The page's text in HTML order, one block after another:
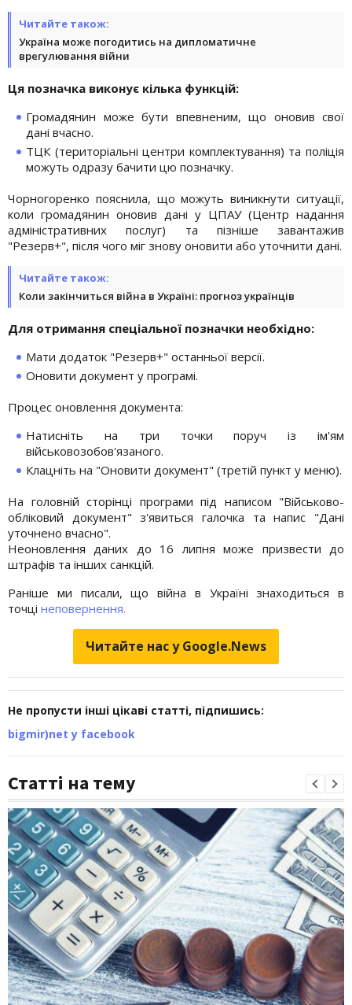
Читайте також:
Україна може погодитись на дипломатичне
врегулювання війни
Ця позначка виконує кілька функцій:
Громадянин може бути впевненим, що оновив свої
дані вчасно.
ТЦК (територіальні центри комплектування) та поліція
можуть одразу бачити цю позначку.
Чорногоренко пояснила, що можуть виникнути ситуації,
коли громадянин оновив дані у ЦПАУ (Центр надання
адміністративних послуг) та пізніше завантажив
"Резерв+", після чого міг знову оновити або уточнити дані.
Читайте також:
Коли закінчиться війна в Україні: прогноз українців
Для отримання спеціальної позначки необхідно:
Мати додаток "Резерв+" останньої версії.
Оновити документ у програмі.
Процес оновлення документа:
Натисніть на три точки поруч із ім'ям
військовозобов'язаного.
Клацніть на "Оновити документ" (третій пункт у меню).
На головній сторінці програми під написом "Військово-
обліковий документ" з'явиться галочка та напис "Дані
уточнено вчасно".
Неоновлення даних до 16 липня може призвести до
штрафів та інших санкцій.
Раніше ми писали, що війна в Україні знаходиться в
точці неповернення.
Читайте нас у Google.News
Не пропусти інші цікаві статті, підпишись:
bigmir)net у facebook
Статті на тему